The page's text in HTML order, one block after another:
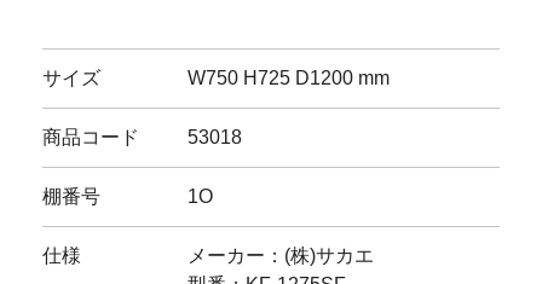
サイズ W750 H725 D1200 mm
商品コード 53018
棚番号 1O
仕様
メーカー：(株)サカエ